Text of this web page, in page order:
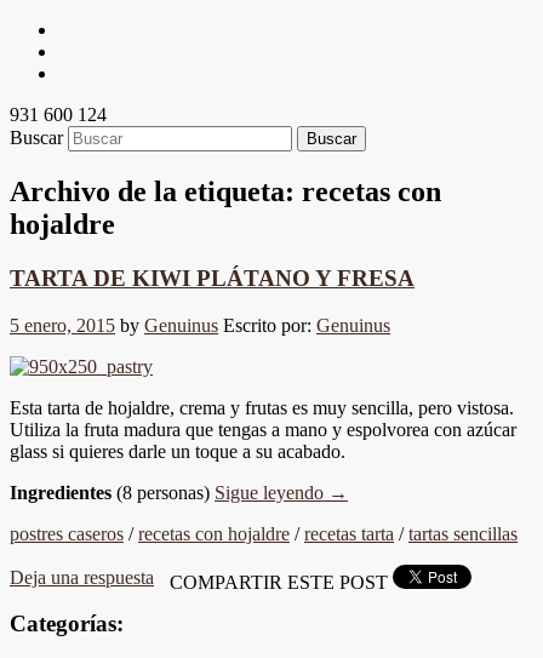
931 600 124
Buscar
Archivo de la etiqueta: recetas con
hojaldre
TARTA DE KIWI PLÁTANO Y FRESA
5 enero, 2015 by Genuinus Escrito por: Genuinus
Esta tarta de hojaldre, crema y frutas es muy sencilla, pero vistosa.
Utiliza la fruta madura que tengas a mano y espolvorea con azúcar
glass si quieres darle un toque a su acabado.
Ingredientes (8 personas) Sigue leyendo →
postres caseros /recetas con hojaldre /recetas tarta /tartas sencillas
Deja una respuesta COMPARTIR ESTE POST
Categorías: